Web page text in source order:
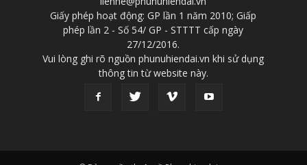
Giấy phép hoạt động: GP lần 1 năm 2010; Giấp
phép lần 2 - Số 54/ GP - STTTT cấp ngày
27/12/2016.
Vui lòng ghi rõ nguồn phunuhiendai.vn khi sử dụng
thông tin từ website này.